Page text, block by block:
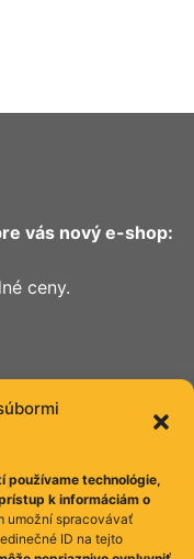
používame technológie,
k informáciám o
umožní spracovávať
ID na tejto
vás nový e-shop:
ceny.